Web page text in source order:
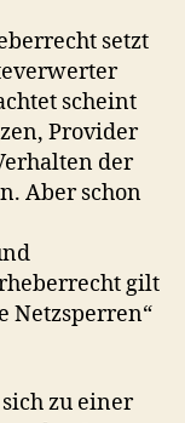
setzt
scheint
Provider
der
Aber schon
gilt
Netzsperren“
zu einer